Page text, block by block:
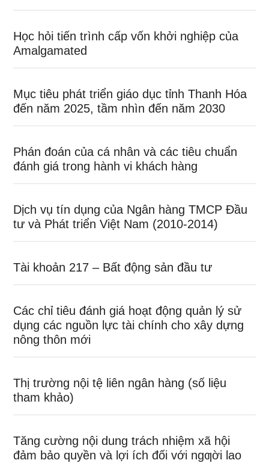
Học hỏi tiến trình cấp vốn khởi nghiệp của
Amalgamated
Mục tiêu phát triển giáo dục tỉnh Thanh Hóa
đến năm 2025, tầm nhìn đến năm 2030
Phán đoán của cá nhân và các tiêu chuẩn
đánh giá trong hành vi khách hàng
Dịch vụ tín dụng của Ngân hàng TMCP Đầu
tư và Phát triển Việt Nam (2010-2014)
Tài khoản 217 – Bất động sản đầu tư
Các chỉ tiêu đánh giá hoạt động quản lý sử
dụng các nguồn lực tài chính cho xây dựng
nông thôn mới
Thị trường nội tệ liên ngân hàng (số liệu
tham khảo)
Tăng cường nội dung trách nhiệm xã hội
đảm bảo quyền và lợi ích đối với ngƣời lao